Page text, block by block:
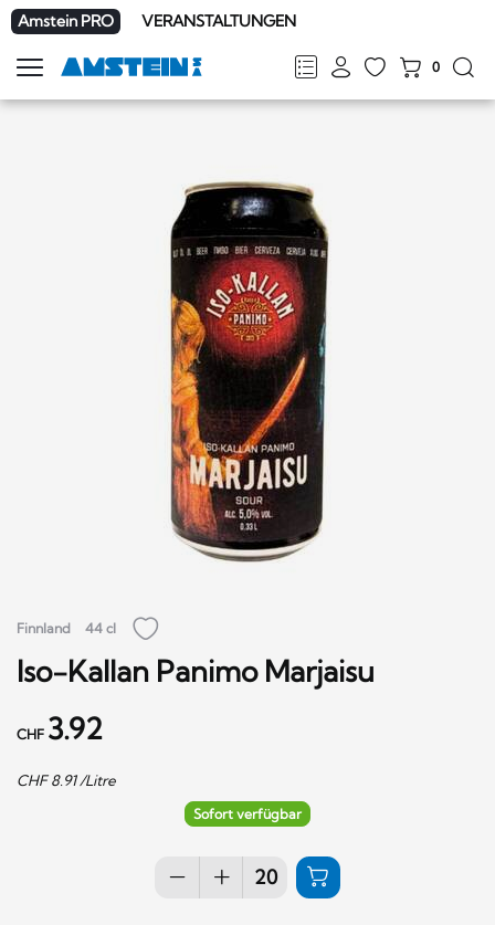
Amstein PRO VERANSTALTUNGEN
FRDEENIT
0
Navigation
zeigen
Finnland 44 cl
Iso-Kallan Panimo Marjaisu
CHF 3.92
CHF8.91/Litre
Sofort verfügbar